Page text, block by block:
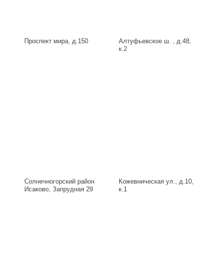
Проспект мира, д.150
Алтуфьевское ш. , д.48,
к.2
Солнечногорский район
Исаково, Запрудная 29
Кожевническая ул., д.10,
к.1